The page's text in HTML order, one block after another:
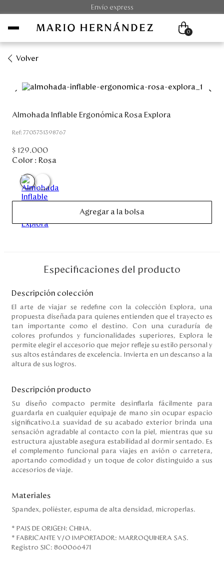
Envío express
Unisex
Viaje
Colecciones
Mi cuenta
Blog
Servicio al cliente
Nuestras Tiendas
Costa Rica
Panamá
USA
Venezuela
0
Volver
Almohada Inflable Ergonómica Rosa Explora
:7705751398767
$ 129.000
Color : Rosa
Agregar a la bolsa
Especificaciones del producto
Descripción colección
El arte de viajar se redefine con la colección Explora, una
propuesta diseñada para quienes entienden que el trayecto es
tan importante como el destino. Con una curaduría de
colores profundos y funcionalidades superiores, Explora le
permite elegir el accesorio que mejor refleje su estilo personal y
sus altos estándares de excelencia. Invierta en un descanso a la
altura de sus logros.
Descripción producto
Su diseño compacto permite desinflarla fácilmente para
guardarla en cualquier equipaje de mano sin ocupar espacio
significativo.La suavidad de su acabado exterior brinda una
sensación agradable al contacto con la piel, mientras que su
estructura ajustable asegura estabilidad al dormir sentado. Es
el complemento funcional para viajes en avión o carretera,
aportando comodidad y un toque de color distinguido a sus
accesorios de viaje.
Materiales
Spandex, poliéster, espuma de alta densidad, microperlas.
* PAIS DE ORIGEN: CHINA.
* FABRICANTE Y/O IMPORTADOR: MARROQUINERA SAS.
Registro SIC: 860066471